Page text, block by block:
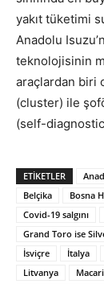
yakıt tüketimi
Anadolu
teknolojisinin
araçlardan biri
(cluster) ile
(self-
ETIKETLER
Belçika
Bosna
Covid-19 salgını
Grand Toro ise
İsviçre
İtalya
Litvanya